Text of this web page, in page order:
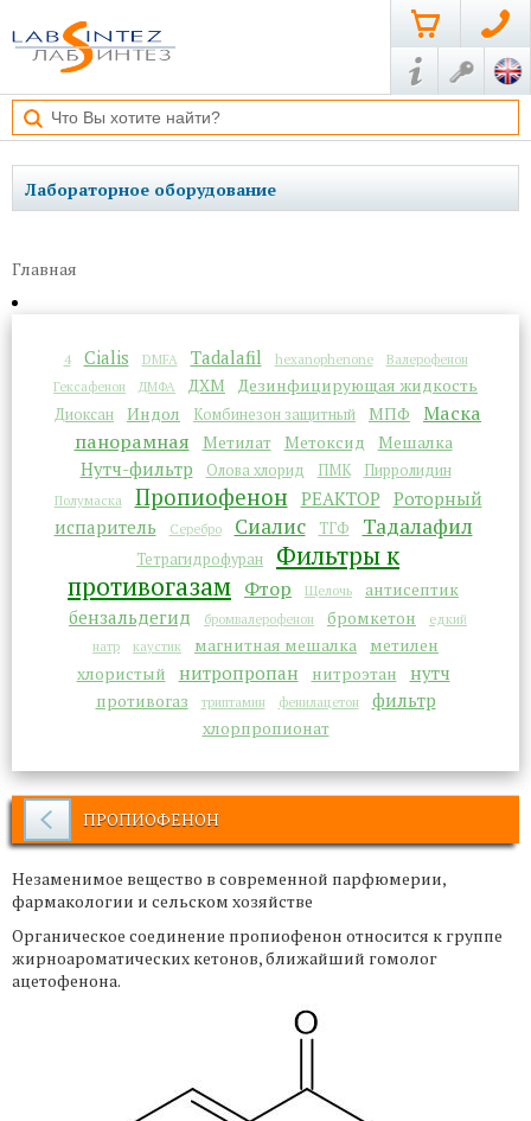
Лабораторное оборудование
Главная
4 Cialis DMFA Tadalafil hexanophenone
Валерофенон
Гексафенон
ДМФА ДХМ Дезинфицирующая жидкость
Диоксан Индол Комбинезон защитный МПФ
Маска
панорамная
Метилат Метоксид Мешалка
Нутч-фильтр Олова хлорид ПМК Пирролидин
Полумаска Пропиофенон РЕАКТОР Роторный
испаритель
Серебро Сиалис ТГФ Тадалафил
Тетрагидрофуран
Фильтры к
противогазам Фтор Щелочь антисептик
бензальдегид бромвалерофенон бромкетон
едкий
натр
каустик магнитная мешалка
метилен
хлористый
нитропропан нитроэтан нутч
противогаз триптамин фенилацетон фильтр
хлорпропионат
ПРОПИОФЕНОН
Незаменимое вещество в современной парфюмерии,
фармакологии и сельском хозяйстве
Органическое соединение пропиофенон относится к группе
жирноароматических кетонов, ближайший гомолог
ацетофенона.